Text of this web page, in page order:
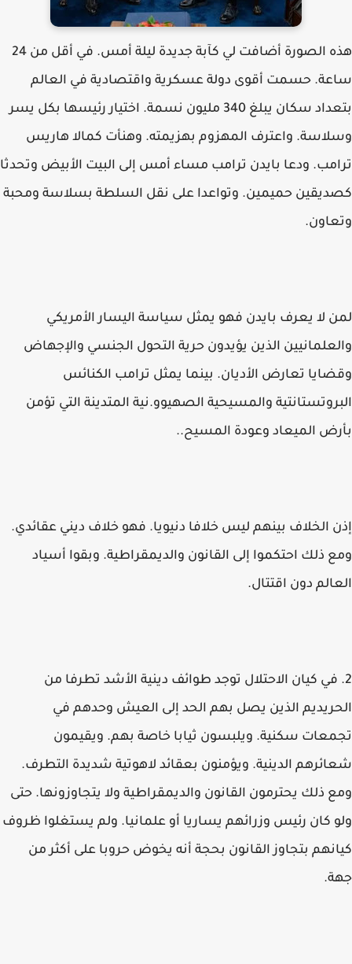
هذه الصورة أضافت لي كآبة جديدة ليلة أمس. في أقل من 24
ساعة. حسمت أقوى دولة عسكرية واقتصادية في العالم
بتعداد سكان يبلغ 340 مليون نسمة. اختيار رئيسها بكل يسر
وسلاسة. واعترف المهزوم بهزيمته. وهنأت كمالا هاريس
ترامب. ودعا بايدن ترامب مساء أمس إلى البيت الأبيض وتحدثا
كصديقين حميمين. وتواعدا على نقل السلطة بسلاسة ومحبة
وتعاون.
لمن لا يعرف بايدن فهو يمثل سياسة اليسار الأمريكي
والعلمانيين الذين يؤيدون حرية التحول الجنسي والإجهاض
وقضايا تعارض الأديان. بينما يمثل ترامب الكنائس
البروتستانتية والمسيحية الصهيوو.نية المتدينة التي تؤمن
بأرض الميعاد وعودة المسيح..
إذن الخلاف بينهم ليس خلافا دنيويا. فهو خلاف ديني عقائدي.
ومع ذلك احتكموا إلى القانون والديمقراطية. وبقوا أسياد
العالم دون اقتتال.
2. في كيان الاحتلال توجد طوائف دينية الأشد تطرفا من
الحريديم الذين يصل بهم الحد إلى العيش وحدهم في
تجمعات سكنية. ويلبسون ثيابا خاصة بهم. ويقيمون
شعائرهم الدينية. ويؤمنون بعقائد لاهوتية شديدة التطرف.
ومع ذلك يحترمون القانون والديمقراطية ولا يتجاوزونها. حتى
ولو كان رئيس وزرائهم يساريا أو علمانيا. ولم يستغلوا ظروف
كيانهم بتجاوز القانون بحجة أنه يخوض حروبا على أكثر من
جهة.